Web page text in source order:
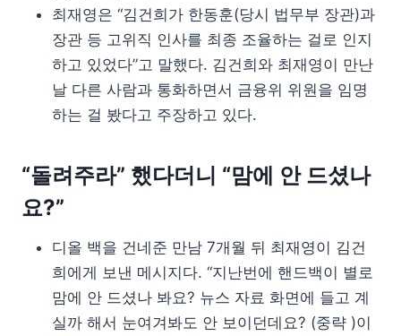
최재영은 “김건희가 한동훈(당시 법무부 장관)과
장관 등 고위직 인사를 최종 조율하는 걸로 인지
하고 있었다”고 말했다. 김건희와 최재영이 만난
날 다른 사람과 통화하면서 금융위 위원을 임명
하는 걸 봤다고 주장하고 있다.
“돌려주라” 했다더니 “맘에 안 드셨나
요?”
디올 백을 건네준 만남 7개월 뒤 최재영이 김건
희에게 보낸 메시지다. “지난번에 핸드백이 별로
맘에 안 드셨나 봐요? 뉴스 자료 화면에 들고 계
실까 해서 눈여겨봐도 안 보이던데요? (중략 )이